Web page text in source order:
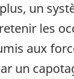
un
les
aux
un